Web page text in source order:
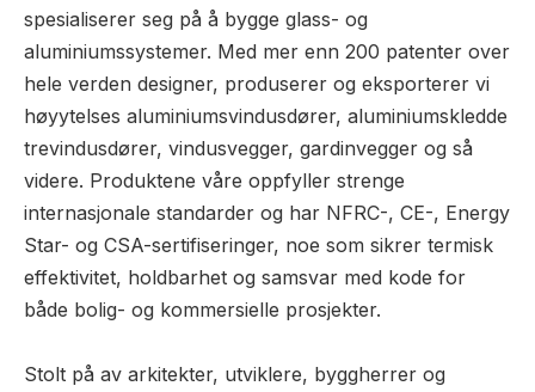
spesialiserer seg på å bygge glass- og
aluminiumssystemer. Med mer enn 200 patenter over
hele verden designer, produserer og eksporterer vi
høyytelses aluminiumsvindusdører, aluminiumskledde
trevindusdører, vindusvegger, gardinvegger og så
videre. Produktene våre oppfyller strenge
internasjonale standarder og har NFRC-, CE-, Energy
Star- og CSA-sertifiseringer, noe som sikrer termisk
effektivitet, holdbarhet og samsvar med kode for
både bolig- og kommersielle prosjekter.
Stolt på av arkitekter, utviklere, byggherrer og